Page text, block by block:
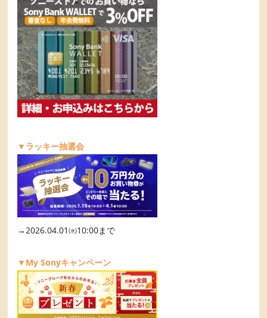
▼ラッキー抽選会
→2026.04.01㈬10:00まで
▼My Sonyキャンペーン